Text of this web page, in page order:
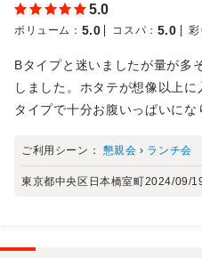
5.0
ボリューム ： 5.0 コスパ ： 5.0 彩
Bタイプと迷いましたが量が多
しました。ホタテが想像以上
タイプで十分お腹いっぱいにな
ご利用シーン： 懇親会 › ランチ会
東京都中央区日本橋室町2024/09/